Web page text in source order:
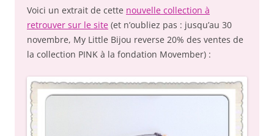
Voici un extrait de cette nouvelle collection à
retrouver sur le site (et n’oubliez pas : jusqu’au 30
novembre, My Little Bijou reverse 20% des ventes de
la collection PINK à la fondation Movember) :